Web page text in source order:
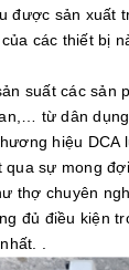
được sản xuất
các thiết bị
suất các sản
từ dân dụng
hiệu DCA
qua sự mong
thợ chuyên
đủ điều kiện
.